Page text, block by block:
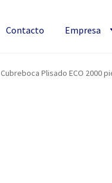
Contacto Empresa
Cubreboca Plisado ECO 2000